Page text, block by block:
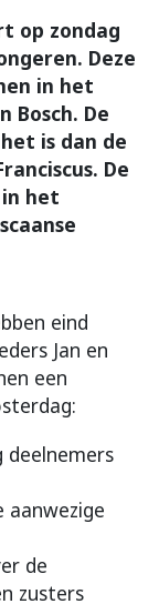
op zondag
Deze
in het
Bosch. De
is dan de
De
het
eind
Jan en
een
deelnemers
aanwezige
de
zusters